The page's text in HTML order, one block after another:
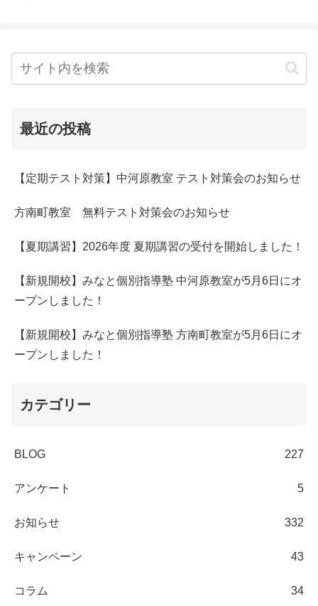
最近の投稿
【定期テスト対策】中河原教室 テスト対策会のお知らせ
方南町教室 無料テスト対策会のお知らせ
【夏期講習】2026年度 夏期講習の受付を開始しました！
【新規開校】みなと個別指導塾 中河原教室が5月6日にオ
ープンしました！
【新規開校】みなと個別指導塾 方南町教室が5月6日にオ
ープンしました！
カテゴリー
BLOG 227
アンケート 5
お知らせ 332
キャンペーン 43
コラム 34